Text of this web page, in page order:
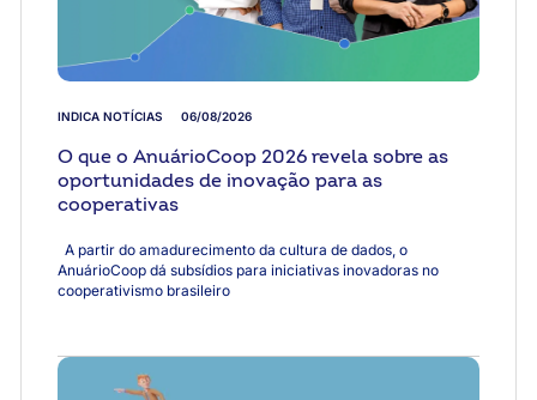
INDICA NOTÍCIAS 06/08/2026
O que o AnuárioCoop 2026 revela sobre as
oportunidades de inovação para as
cooperativas
A partir do amadurecimento da cultura de dados, o
AnuárioCoop dá subsídios para iniciativas inovadoras no
cooperativismo brasileiro